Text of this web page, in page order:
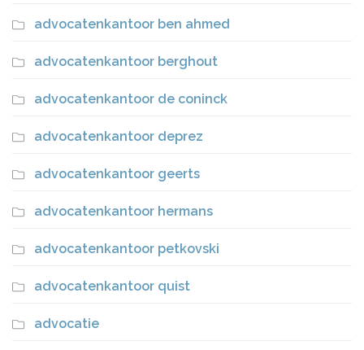
advocatenkantoor ben ahmed
advocatenkantoor berghout
advocatenkantoor de coninck
advocatenkantoor deprez
advocatenkantoor geerts
advocatenkantoor hermans
advocatenkantoor petkovski
advocatenkantoor quist
advocatie